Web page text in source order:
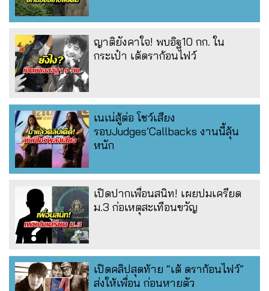
ญาติยังคาใจ! พบอิฐ10 กก. ใน
กระเป๋า เต้ดราก้อนไฟว์
เนเน่สู้ต่อ โชว์เสียง
รอบJudges’Callbacks งานนี้ลุ้น
หนัก
เปิดปากเพื่อนสนิท! เผยปมเครียด
ม.3 ก่อเหตุสะเทือนขวัญ
เปิดคลิปสุดท้าย “เต้ ดราก้อนไฟว์”
ส่งให้เพื่อน ก่อนหายตัว